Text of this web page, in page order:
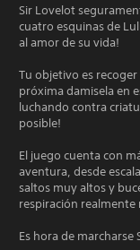
Sir Lovelot
cuatro esquinas de
al amor de su vida!
Tu objetivo es
próxima damisela en
luchando contra
posible!
El juego cuenta con
aventura, desde
saltos muy altos y
respiración
Es hora de marcharse